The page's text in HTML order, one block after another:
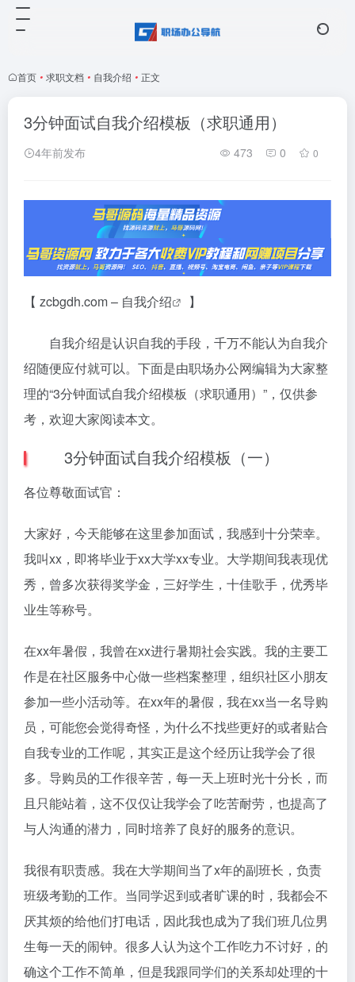
首页 • 求职文档 • 自我介绍 • 正文
3分钟面试自我介绍模板（求职通用）
4年前发布 473 0 0
【 zcbgdh.com – 自我介绍 】
自我介绍是认识自我的手段，千万不能认为自我介
绍随便应付就可以。下面是由职场办公网编辑为大家整
理的“3分钟面试自我介绍模板（求职通用）”，仅供参
考，欢迎大家阅读本文。
3分钟面试自我介绍模板（一）
各位尊敬面试官：
大家好，今天能够在这里参加面试，我感到十分荣幸。
我叫xx，即将毕业于xx大学xx专业。大学期间我表现优
秀，曾多次获得奖学金，三好学生，十佳歌手，优秀毕
业生等称号。
在xx年暑假，我曾在xx进行暑期社会实践。我的主要工
作是在社区服务中心做一些档案整理，组织社区小朋友
参加一些小活动等。在xx年的暑假，我在xx当一名导购
员，可能您会觉得奇怪，为什么不找些更好的或者贴合
自我专业的工作呢，其实正是这个经历让我学会了很
多。导购员的工作很辛苦，每一天上班时光十分长，而
且只能站着，这不仅仅让我学会了吃苦耐劳，也提高了
与人沟通的潜力，同时培养了良好的服务的意识。
我很有职责感。我在大学期间当了x年的副班长，负责
班级考勤的工作。当同学迟到或者旷课的时，我都会不
厌其烦的给他们打电话，因此我也成为了我们班几位男
生每一天的闹钟。很多人认为这个工作吃力不讨好，的
确这个工作不简单，但是我跟同学们的关系却处理的十